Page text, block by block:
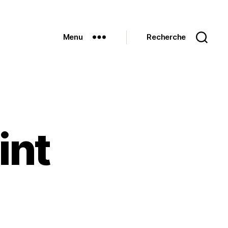
Menu Recherche